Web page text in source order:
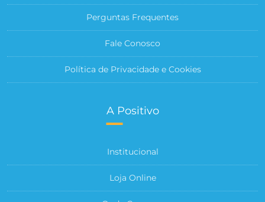
Perguntas Frequentes
Fale Conosco
Política de Privacidade e Cookies
A Positivo
Institucional
Loja Online